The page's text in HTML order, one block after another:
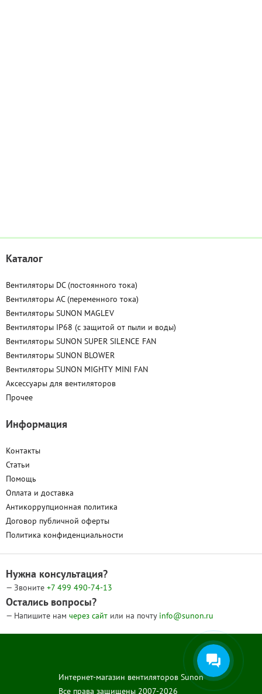
Каталог
Вентиляторы DC (постоянного тока)
Вентиляторы AC (переменного тока)
Вентиляторы SUNON MAGLEV
Вентиляторы IP68 (c защитой от пыли и воды)
Вентиляторы SUNON SUPER SILENCE FAN
Вентиляторы SUNON BLOWER
Вентиляторы SUNON MIGHTY MINI FAN
Аксессуары для вентиляторов
Прочее
Информация
Контакты
Статьи
Помощь
Оплата и доставка
Антикоррупционная политика
Договор публичной оферты
Политика конфиденциальности
Нужна консультация?
— Звоните +7 499 490-74-13
Остались вопросы?
— Напишите нам через сайт или на почту info@sunon.ru
Интернет-магазин вентиляторов Sunon
Все права защищены 2007-2026